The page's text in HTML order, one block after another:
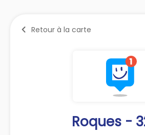
Retour à la carte
Roques -